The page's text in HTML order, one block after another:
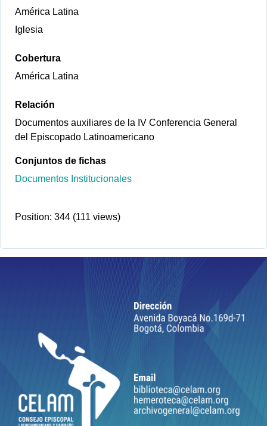
América Latina
Iglesia
Cobertura
América Latina
Relación
Documentos auxiliares de la IV Conferencia General
del Episcopado Latinoamericano
Conjuntos de fichas
Documentos Institucionales
Position: 344 (111 views)